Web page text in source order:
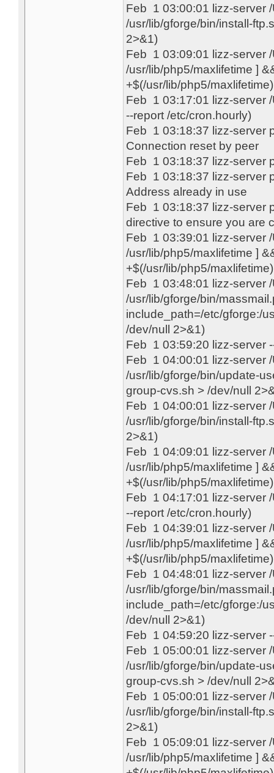
Feb 1 03:00:01 lizz-server
/usr/lib/gforge/bin/install-
2>&1)
Feb 1 03:09:01 lizz-server
/usr/lib/php5/maxlifetime ]
+$(/usr/lib/php5/
Feb 1 03:17:01 lizz-server
--report /etc/cron.hourly)
Feb 1 03:18:37 lizz-server
Connection reset by peer
Feb 1 03:18:37 lizz-server
Feb 1 03:18:37 lizz-server
Address already in use
Feb 1 03:18:37 lizz-server
directive to ensure you are
Feb 1 03:39:01 lizz-server
/usr/lib/php5/maxlifetime ]
+$(/usr/lib/php5/
Feb 1 03:48:01 lizz-server
/usr/lib/gforge/bin/
include_path=/etc/gforge:/
/dev/null 2>&1)
Feb 1 03:59:20 lizz-server
Feb 1 04:00:01 lizz-server
/usr/lib/gforge/bin/update-
group-cvs.sh > /dev/null
Feb 1 04:00:01 lizz-server
/usr/lib/gforge/bin/install-
2>&1)
Feb 1 04:09:01 lizz-server
/usr/lib/php5/maxlifetime ]
+$(/usr/lib/php5/
Feb 1 04:17:01 lizz-server
--report /etc/cron.hourly)
Feb 1 04:39:01 lizz-server
/usr/lib/php5/maxlifetime ]
+$(/usr/lib/php5/
Feb 1 04:48:01 lizz-server
/usr/lib/gforge/bin/
include_path=/etc/gforge:/
/dev/null 2>&1)
Feb 1 04:59:20 lizz-server
Feb 1 05:00:01 lizz-server
/usr/lib/gforge/bin/update-
group-cvs.sh > /dev/null
Feb 1 05:00:01 lizz-server
/usr/lib/gforge/bin/install-
2>&1)
Feb 1 05:09:01 lizz-server
/usr/lib/php5/maxlifetime ]